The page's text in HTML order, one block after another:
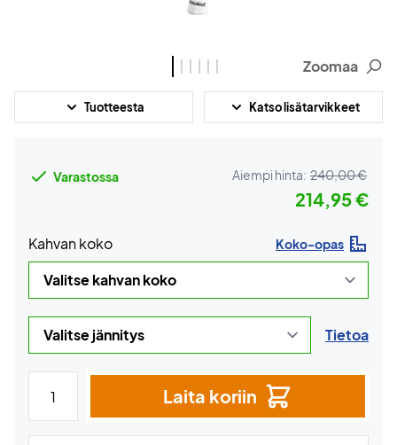
Zoomaa
Tuotteesta Katso lisätarvikkeet
Varastossa Aiempi hinta: 240,00 €
214,95 €
Kahvan koko Koko-opas
Tietoa
Laita koriin